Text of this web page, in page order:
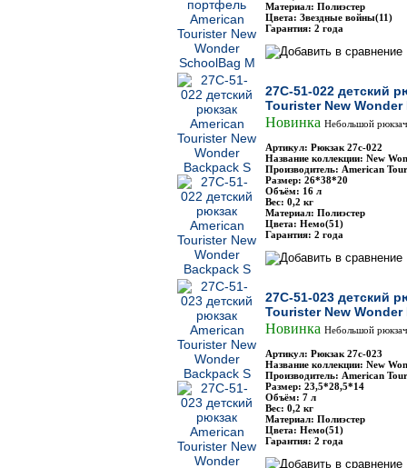
Материал: Полиэстер
Цвета: Звездные войны(11)
Гарантия: 2 года
27C-51-022 детский
Tourister New Wonder
Новинка Небольшой
Артикул: Рюкзак 27с-022
Название коллекции: New
Производитель: American
Размер: 26*38*20
Объём: 16 л
Вес: 0,2 кг
Материал: Полиэстер
Цвета: Немо(51)
Гарантия: 2 года
27C-51-023 детский
Tourister New Wonder
Новинка Небольшой
Артикул: Рюкзак 27с-023
Название коллекции: New
Производитель: American
Размер: 23,5*28,5*14
Объём: 7 л
Вес: 0,2 кг
Материал: Полиэстер
Цвета: Немо(51)
Гарантия: 2 года